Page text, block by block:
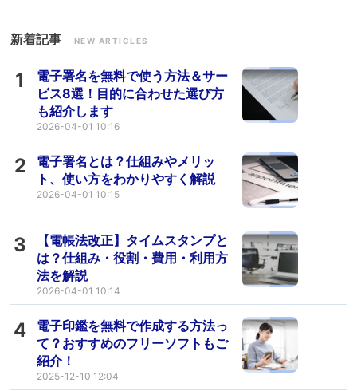
新着記事 NEW ARTICLES
1
電子署名を無料で使う方法＆サー
ビス8選！目的に合わせた選び方
も紹介します
2026-04-01 10:16
2
電子署名とは？仕組みやメリッ
ト、使い方をわかりやすく解説
2026-04-01 10:15
3
【電帳法改正】タイムスタンプと
は？仕組み・役割・費用・利用方
法を解説
2026-04-01 10:14
4
電子印鑑を無料で作成する方法っ
て？おすすめのフリーソフトもご
紹介！
2025-12-10 12:04